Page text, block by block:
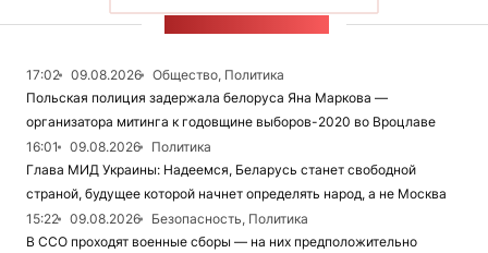
17:02 09.08.2026
Общество, Политика
Польская полиция задержала белоруса Яна Маркова —
организатора митинга к годовщине выборов-2020 во Вроцлаве
16:01
09.08.2026
Политика
Глава МИД Украины: Надеемся, Беларусь станет свободной
страной, будущее которой начнет определять народ, а не Москва
15:22
09.08.2026
Безопасность, Политика
В ССО проходят военные сборы — на них предположительно